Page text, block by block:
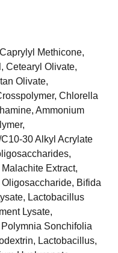
Methicone,
Cetearyl Olivate,
Olivate,
Chlorella
Ammonium
30 Alkyl Acrylate
Extract,
Bifida
Lactobacillus
Lysate,
Sonchifolia
Lactobacillus,